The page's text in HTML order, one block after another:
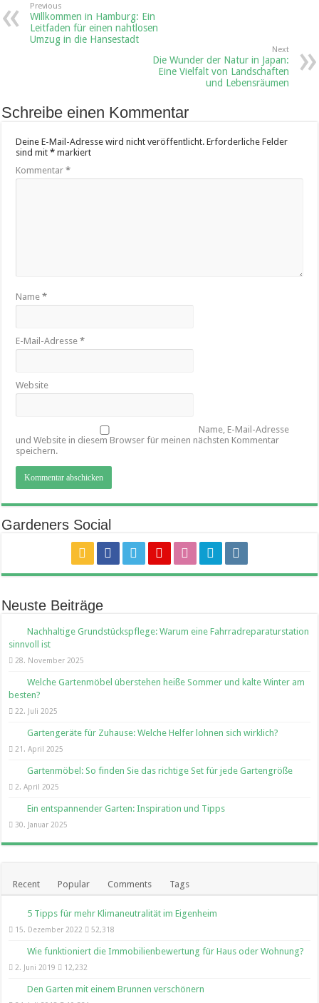
Previous
Willkommen in Hamburg: Ein
Leitfaden für einen nahtlosen
Umzug in die Hansestadt
Next
Die Wunder der Natur in Japan:
Eine Vielfalt von Landschaften
und Lebensräumen
Schreibe einen Kommentar
Deine E-Mail-Adresse wird nicht veröffentlicht. Erforderliche Felder
sind mit* markiert
Kommentar*
Name*
E-Mail-Adresse*
Website
Name, E-Mail-Adresse
und Website in diesem Browser für meinen nächsten Kommentar
speichern.
Gardeners Social
Neuste Beiträge
Nachhaltige Grundstückspflege: Warum eine Fahrradreparaturstation
sinnvoll ist
28. November 2025
Welche Gartenmöbel überstehen heiße Sommer und kalte Winter am
besten?
22. Juli 2025
Gartengeräte für Zuhause: Welche Helfer lohnen sich wirklich?
21. April 2025
Gartenmöbel: So finden Sie das richtige Set für jede Gartengröße
2. April 2025
Ein entspannender Garten: Inspiration und Tipps
30. Januar 2025
Recent Popular Comments Tags
5 Tipps für mehr Klimaneutralität im Eigenheim
15. Dezember 2022 52,318
Wie funktioniert die Immobilienbewertung für Haus oder Wohnung?
2. Juni 2019 12,232
Den Garten mit einem Brunnen verschönern